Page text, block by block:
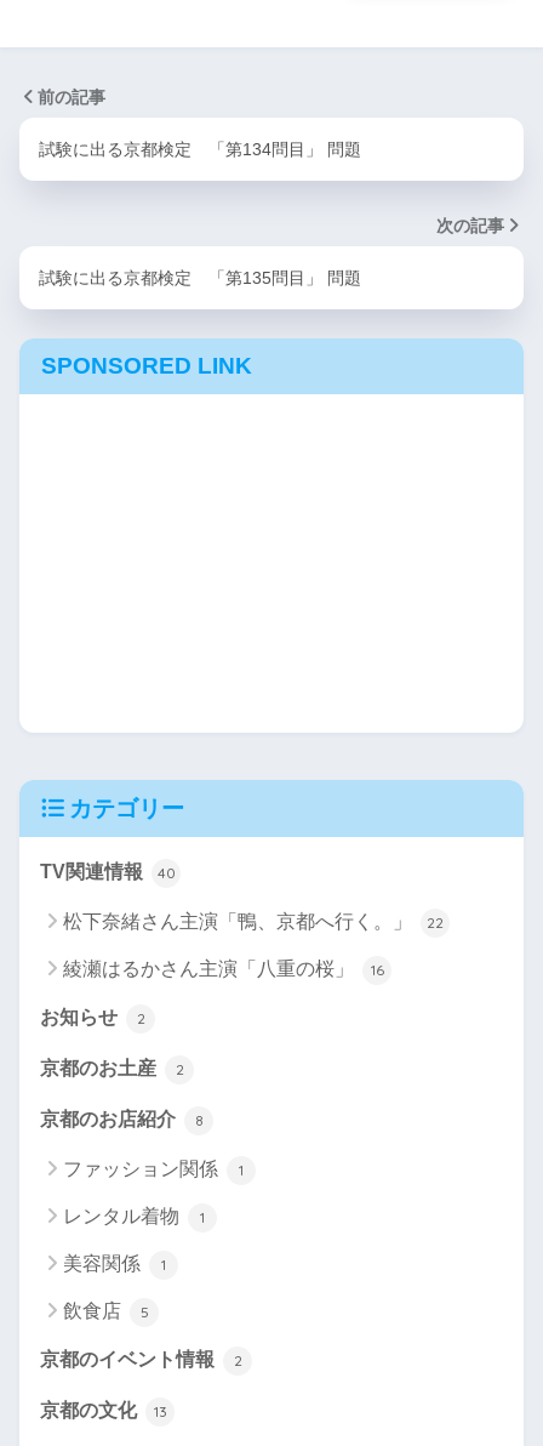
前の記事
試験に出る京都検定 「第134問目」 問題
次の記事
試験に出る京都検定 「第135問目」 問題
SPONSORED LINK
カテゴリー
TV関連情報 40
松下奈緒さん主演「鴨、京都へ行く。」 22
綾瀬はるかさん主演「八重の桜」 16
お知らせ 2
京都のお土産 2
京都のお店紹介 8
ファッション関係 1
レンタル着物 1
美容関係 1
飲食店 5
京都のイベント情報 2
京都の文化 13